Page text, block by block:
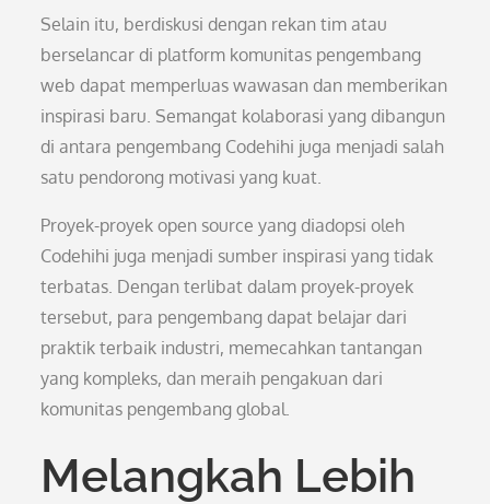
Selain itu, berdiskusi dengan rekan tim atau
berselancar di platform komunitas pengembang
web dapat memperluas wawasan dan memberikan
inspirasi baru. Semangat kolaborasi yang dibangun
di antara pengembang Codehihi juga menjadi salah
satu pendorong motivasi yang kuat.
Proyek-proyek open source yang diadopsi oleh
Codehihi juga menjadi sumber inspirasi yang tidak
terbatas. Dengan terlibat dalam proyek-proyek
tersebut, para pengembang dapat belajar dari
praktik terbaik industri, memecahkan tantangan
yang kompleks, dan meraih pengakuan dari
komunitas pengembang global.
Melangkah Lebih